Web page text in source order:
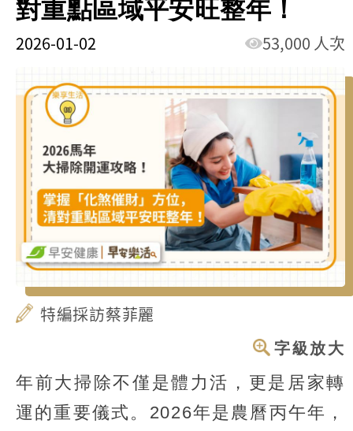
對重點區域平安旺整年！
2026-01-02 53,000 人次
特編採訪蔡菲麗
字級放大
年前大掃除不僅是體力活，更是居家轉
運的重要儀式。2026年是農曆丙午年，